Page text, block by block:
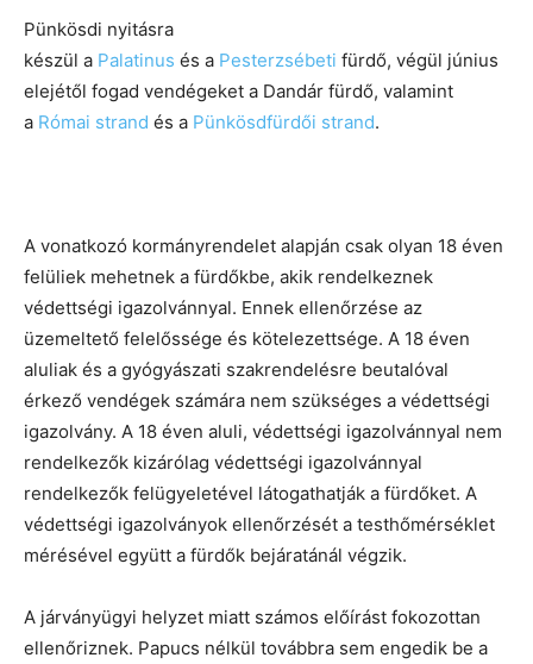
Pünkösdi nyitásra
készül a Palatinus és a Pesterzsébeti fürdő, végül június
elejétől fogad vendégeket a Dandár fürdő, valamint
a Római strand és a Pünkösdfürdői strand.
A vonatkozó kormányrendelet alapján csak olyan 18 éven
felüliek mehetnek a fürdőkbe, akik rendelkeznek
védettségi igazolvánnyal. Ennek ellenőrzése az
üzemeltető felelőssége és kötelezettsége. A 18 éven
aluliak és a gyógyászati szakrendelésre beutalóval
érkező vendégek számára nem szükséges a védettségi
igazolvány. A 18 éven aluli, védettségi igazolvánnyal nem
rendelkezők kizárólag védettségi igazolvánnyal
rendelkezők felügyeletével látogathatják a fürdőket. A
védettségi igazolványok ellenőrzését a testhőmérséklet
mérésével együtt a fürdők bejáratánál végzik.
A járványügyi helyzet miatt számos előírást fokozottan
ellenőriznek. Papucs nélkül továbbra sem engedik be a